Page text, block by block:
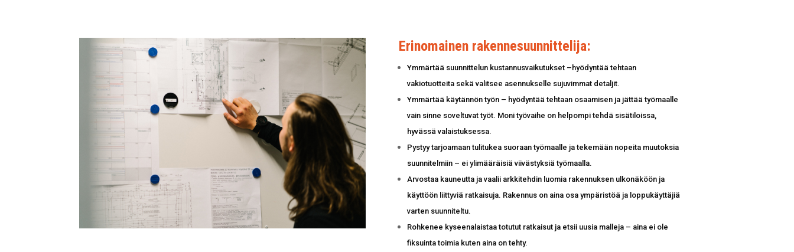
Erinomainen rakennesuunnittelija:
Ymmärtää suunnittelun kustannusvaikutukset –hyödyntää tehtaan
vakiotuotteita sekä valitsee asennukselle sujuvimmat detaljit.
Ymmärtää käytännön työn – hyödyntää tehtaan osaamisen ja jättää työmaalle
vain sinne soveltuvat työt. Moni työvaihe on helpompi tehdä sisätiloissa,
hyvässä valaistuksessa.
Pystyy tarjoamaan tulitukea suoraan työmaalle ja tekemään nopeita muutoksia
suunnitelmiin – ei ylimääräisiä viivästyksiä työmaalla.
Arvostaa kauneutta ja vaalii arkkitehdin luomia rakennuksen ulkonäköön ja
käyttöön liittyviä ratkaisuja. Rakennus on aina osa ympäristöä ja loppukäyttäjiä
varten suunniteltu.
Rohkenee kyseenalaistaa totutut ratkaisut ja etsii uusia malleja – aina ei ole
fiksuinta toimia kuten aina on tehty.